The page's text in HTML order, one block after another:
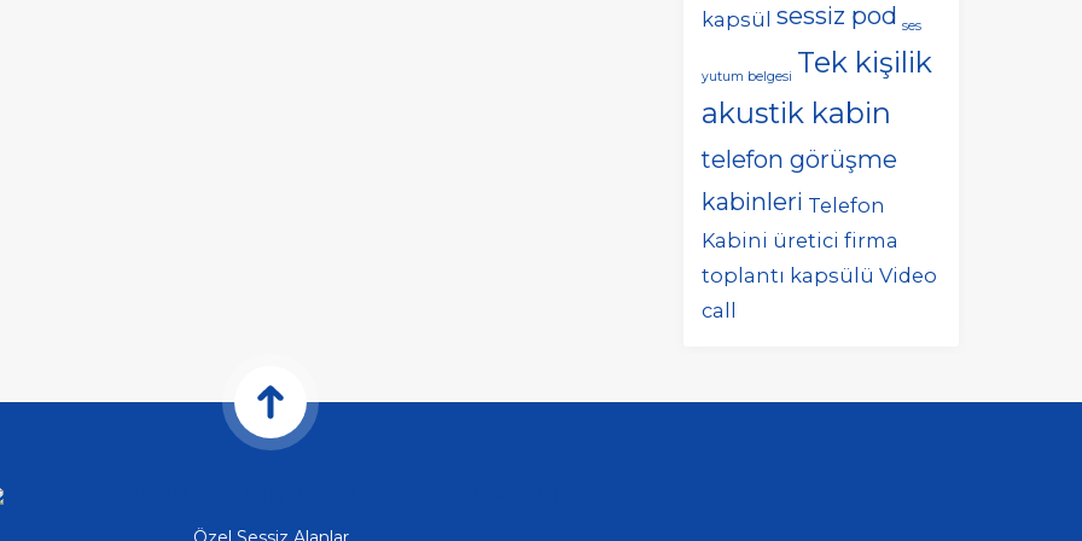
kapsül sessiz pod ses
yutum belgesi Tek kişilik
akustik kabin
telefon görüşme
kabinleri Telefon
Kabini üretici firma
toplantı kapsülü Video
call